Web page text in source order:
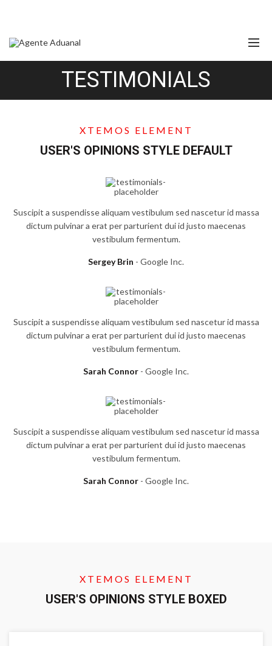
TESTIMONIALS
XTEMOS ELEMENT
USER'S OPINIONS STYLE DEFAULT
Suscipit a suspendisse aliquam vestibulum sed nascetur id massa
dictum pulvinar a erat per parturient dui id justo maecenas
vestibulum fermentum.
Sergey Brin Google Inc.
Suscipit a suspendisse aliquam vestibulum sed nascetur id massa
dictum pulvinar a erat per parturient dui id justo maecenas
vestibulum fermentum.
Sarah Connor Google Inc.
Suscipit a suspendisse aliquam vestibulum sed nascetur id massa
dictum pulvinar a erat per parturient dui id justo maecenas
vestibulum fermentum.
Sarah Connor Google Inc.
XTEMOS ELEMENT
USER'S OPINIONS STYLE BOXED